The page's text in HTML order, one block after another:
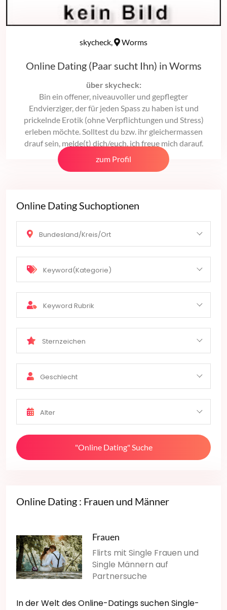
skycheck, Worms
Online Dating (Paar sucht Ihn) in Worms
über skycheck:
Bin ein offener, niveauvoller und gepflegter
Endvierziger, der für jeden Spass zu haben ist und
prickelnde Erotik (ohne Verpflichtungen und Stress)
erleben möchte. Solltest du bzw. ihr gleichermassen
drauf sein, melde(t) dich/euch, ich freue mich darauf.
zum Profil
Online Dating Suchoptionen
Bundesland/Kreis/Ort
Keyword(Kategorie)
Keyword Rubrik
Sternzeichen
Geschlecht
Alter
"Online Dating" Suche
Online Dating : Frauen und Männer
Frauen
Flirts mit Single Frauen und
Single Männern auf
Partnersuche
In der Welt des Online-Datings suchen Single-